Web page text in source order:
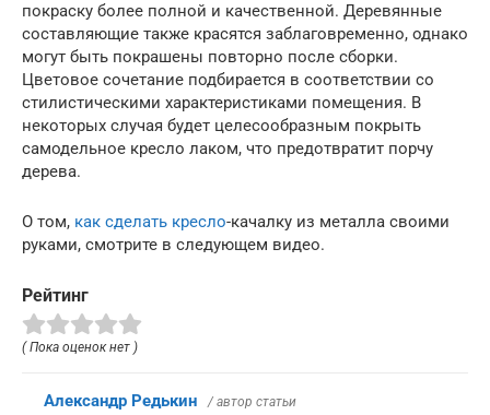
покраску более полной и качественной. Деревянные
составляющие также красятся заблаговременно, однако
могут быть покрашены повторно после сборки.
Цветовое сочетание подбирается в соответствии со
стилистическими характеристиками помещения. В
некоторых случая будет целесообразным покрыть
самодельное кресло лаком, что предотвратит порчу
дерева.
О том, как сделать кресло-качалку из металла своими
руками, смотрите в следующем видео.
Рейтинг
( Пока оценок нет )
Александр Редькин / автор статьи